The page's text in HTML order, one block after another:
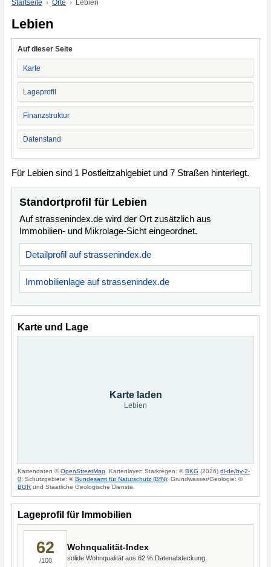
Startseite Orte Lebien
Lebien
Auf dieser Seite
Karte
Lageprofil
Finanzstruktur
Datenstand
Für Lebien sind 1 Postleitzahlgebiet und 7 Straßen hinterlegt.
Standortprofil für Lebien
Auf strassenindex.de wird der Ort zusätzlich aus
Immobilien- und Mikrolage-Sicht eingeordnet.
Detailprofil auf strassenindex.de
Immobilienlage auf strassenindex.de
Karte und Lage
Karte laden
Lebien
Kartendaten ©OpenStreetMap . Kartenlayer: Starkregen: ©BKG (2026) dl-de/by-2-
0; Schutzgebiete: ©Bundesamt für Naturschutz (BfN); Grundwasser/Geologie: ©
BGR und Staatliche Geologische Dienste.
Lageprofil für Immobilien
62
/100
Wohnqualität-Index
solide Wohnqualität aus 62 % Datenabdeckung.